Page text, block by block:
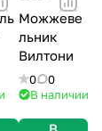
Можжеве
льник
Вилтони
0
0
В наличии